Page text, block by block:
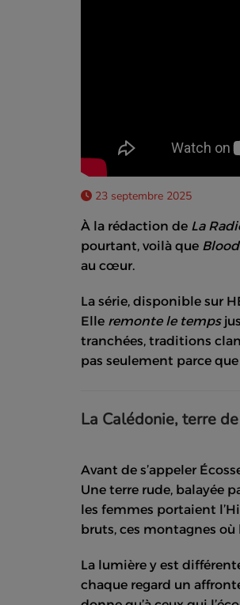
23 septembre 2025
À la rédaction de La
pourtant, voilà que
au cœur.
La série, disponible sur
Elle remonte le temps
tranchées, traditions
pas seulement parce que
La Calédonie, terre
Avant de s’appeler
Une terre rude, balayée
les femmes portaient
bruts, ces montagnes où
La lumière y est
chaque regard un